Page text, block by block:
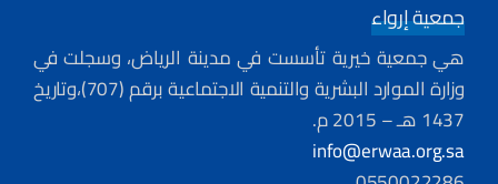
جمعية إرواء
هي جمعية خيرية تأسست في مدينة الرياض، وسجلت في
وزارة الموارد البشرية والتنمية الاجتماعية برقم (707)،وتاريخ
1437 هـ – 2015 م.
info@erwaa.org.sa